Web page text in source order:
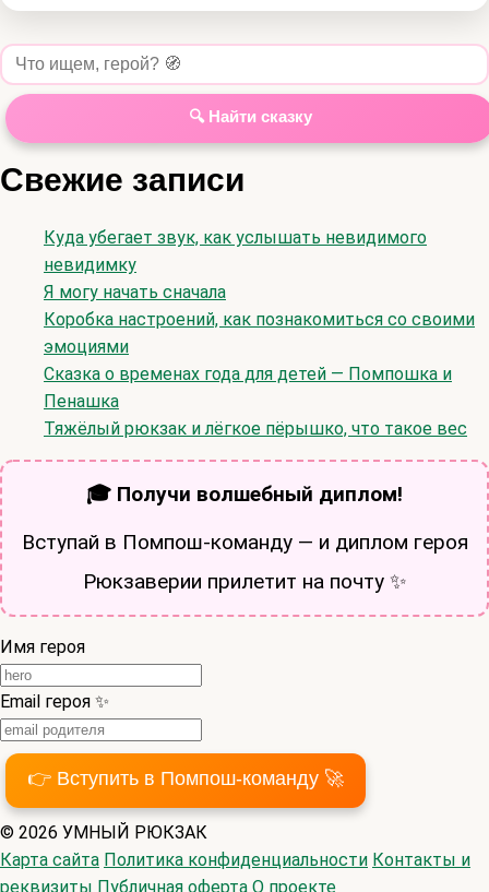
🔍 Найти сказку
Свежие записи
Куда убегает звук, как услышать невидимого
невидимку
Я могу начать сначала
Коробка настроений, как познакомиться со своими
эмоциями
Сказка о временах года для детей — Помпошка и
Пенашка
Тяжёлый рюкзак и лёгкое пёрышко, что такое вес
🎓 Получи волшебный диплом!
Вступай в Помпош-команду — и диплом героя
Рюкзаверии прилетит на почту ✨
Имя героя
Email героя ✨
👉 Вступить в Помпош-команду 🚀
© 2026 УМНЫЙ РЮКЗАК
Карта сайта Политика конфиденциальности Контакты и
реквизиты Публичная оферта О проекте